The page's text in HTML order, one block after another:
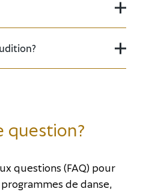
question?
questions (FAQ) pour
de danse,